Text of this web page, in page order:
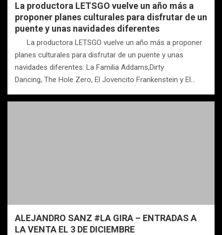
La productora LETSGO vuelve un año más a
proponer planes culturales para disfrutar de un
puente y unas navidades diferentes
La productora LETSGO vuelve un año más a proponer
planes culturales para disfrutar de un puente y unas
navidades diferentes: La Familia Addams,Dirty
Dancing, The Hole Zero, El Jovencito Frankenstein y El…
ALEJANDRO SANZ #LA GIRA – ENTRADAS A
LA VENTA EL 3 DE DICIEMBRE